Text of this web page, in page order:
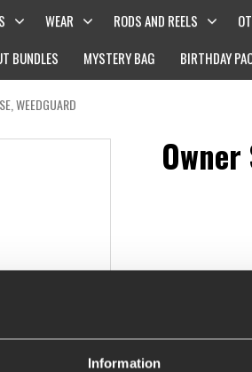
Information
WEAR RODS AND REELS
BUNDLES MYSTERY BAG BIRTHDAY
WEEDGUARD